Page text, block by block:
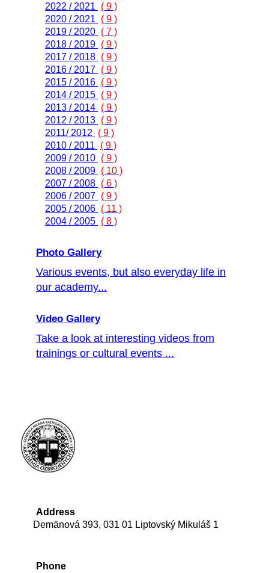
2022 / 2021
( 9 )
2020 / 2021
( 9 )
2019 / 2020 ( 7 )
2018 / 2019 ( 9 )
2017 / 2018 ( 9 )
2016 / 2017 ( 9 )
2015 / 2016 ( 9 )
2014 / 2015 ( 9 )
2013 / 2014 ( 9 )
2012 / 2013 ( 9 )
2011/ 2012
( 9 )
2010 / 2011
( 9 )
2009 / 2010 ( 9 )
2008 / 2009 ( 10 )
2007 / 2008 ( 6 )
2006 / 2007 ( 9 )
2005 / 2006 ( 11 )
2004 / 2005 ( 8 )
Photo Gallery
Various events, but also everyday life in
our academy...
Video Gallery
Take a look at interesting videos from
trainings or cultural events ...
Address
Demänová 393, 031 01 Liptovský Mikuláš 1
Phone